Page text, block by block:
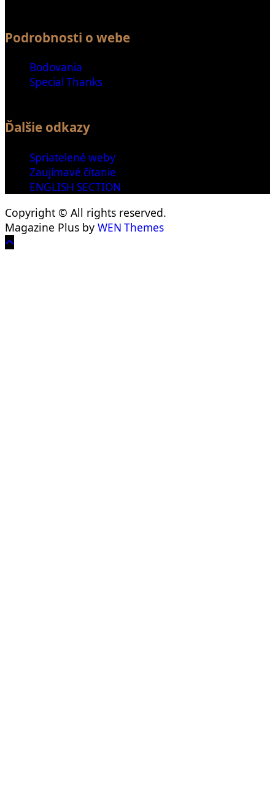
Podrobnosti o webe
Bodovania
Special Thanks
Ďalšie odkazy
Spriatelené weby
Zaujímavé čítanie
ENGLISH SECTION
Copyright © All rights reserved.
Magazine Plus by WEN Themes